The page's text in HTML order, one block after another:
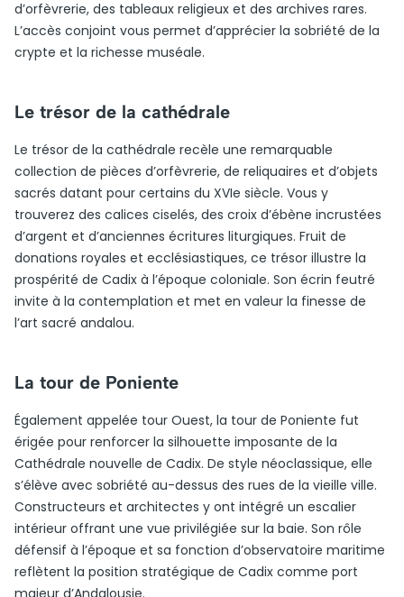
d’orfèvrerie, des tableaux religieux et des archives rares.
L’accès conjoint vous permet d’apprécier la sobriété de la
crypte et la richesse muséale.
Le trésor de la cathédrale
Le trésor de la cathédrale recèle une remarquable
collection de pièces d’orfèvrerie, de reliquaires et d’objets
sacrés datant pour certains du XVIe siècle. Vous y
trouverez des calices ciselés, des croix d’ébène incrustées
d’argent et d’anciennes écritures liturgiques. Fruit de
donations royales et ecclésiastiques, ce trésor illustre la
prospérité de Cadix à l’époque coloniale. Son écrin feutré
invite à la contemplation et met en valeur la finesse de
l’art sacré andalou.
La tour de Poniente
Également appelée tour Ouest, la tour de Poniente fut
érigée pour renforcer la silhouette imposante de la
Cathédrale nouvelle de Cadix. De style néoclassique, elle
s’élève avec sobriété au-dessus des rues de la vieille ville.
Constructeurs et architectes y ont intégré un escalier
intérieur offrant une vue privilégiée sur la baie. Son rôle
défensif à l’époque et sa fonction d’observatoire maritime
reflètent la position stratégique de Cadix comme port
majeur d’Andalousie.